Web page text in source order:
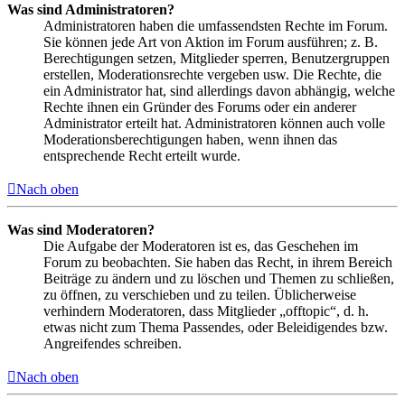
Was sind Administratoren?
Administratoren haben die umfassendsten Rechte im Forum.
Sie können jede Art von Aktion im Forum ausführen; z. B.
Berechtigungen setzen, Mitglieder sperren, Benutzergruppen
erstellen, Moderationsrechte vergeben usw. Die Rechte, die
ein Administrator hat, sind allerdings davon abhängig, welche
Rechte ihnen ein Gründer des Forums oder ein anderer
Administrator erteilt hat. Administratoren können auch volle
Moderationsberechtigungen haben, wenn ihnen das
entsprechende Recht erteilt wurde.
Nach oben
Was sind Moderatoren?
Die Aufgabe der Moderatoren ist es, das Geschehen im
Forum zu beobachten. Sie haben das Recht, in ihrem Bereich
Beiträge zu ändern und zu löschen und Themen zu schließen,
zu öffnen, zu verschieben und zu teilen. Üblicherweise
verhindern Moderatoren, dass Mitglieder „offtopic“, d. h.
etwas nicht zum Thema Passendes, oder Beleidigendes bzw.
Angreifendes schreiben.
Nach oben